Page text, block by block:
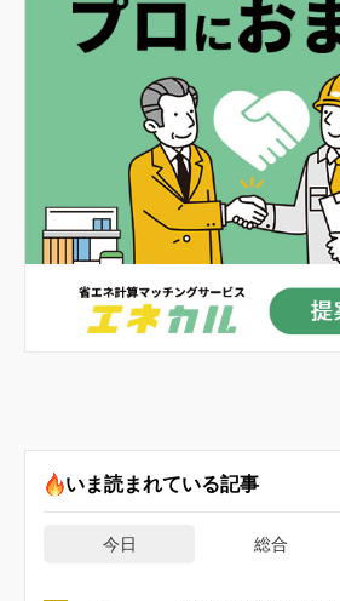
いま読まれている記事
今日 総合